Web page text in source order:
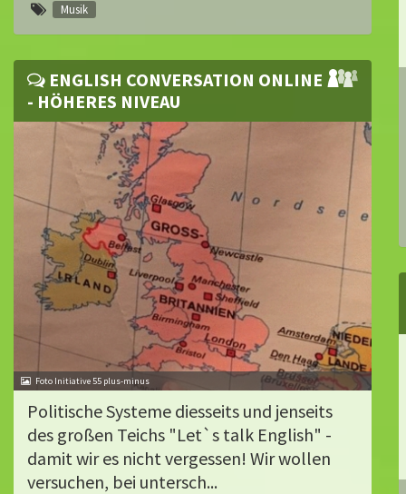
Musik
ENGLISH CONVERSATION ONLINE
- HÖHERES NIVEAU
Foto Initiative 55 plus-minus
Politische Systeme diesseits und jenseits
des großen Teichs "Let`s talk English" -
damit wir es nicht vergessen! Wir wollen
versuchen, bei untersch...